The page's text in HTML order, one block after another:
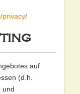
privacy/
auf
(d.h.
und